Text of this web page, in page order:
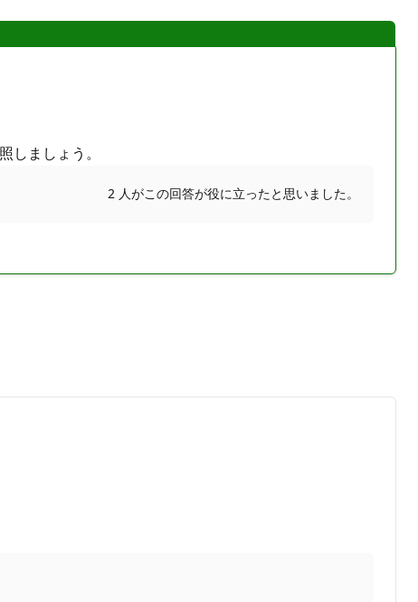
しましょう。
2 人がこの回答が役に立ったと思いました。